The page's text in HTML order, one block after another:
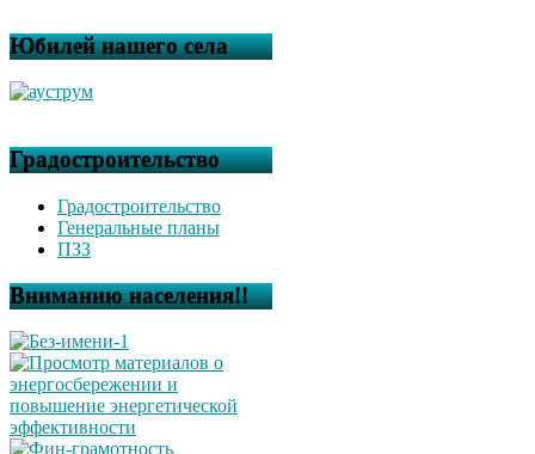
Юбилей нашего села
Градостроительство
Градостроительство
Генеральные планы
ПЗЗ
Вниманию населения!!